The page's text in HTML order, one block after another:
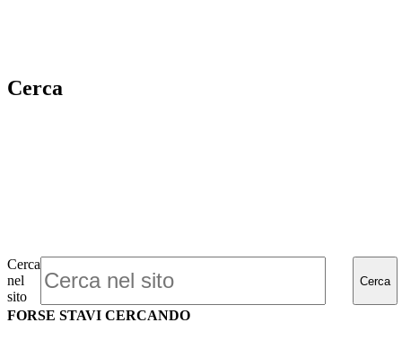
Cerca
Cerca
nel
sito
Cerca
FORSE STAVI CERCANDO